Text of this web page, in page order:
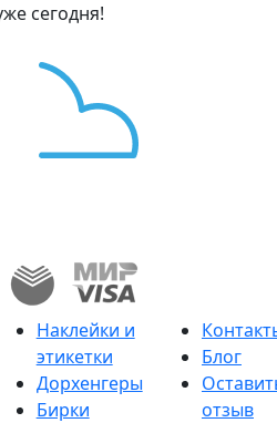
сегодня!
Наклейки и
этикетки
Дорхенгеры
Бирки
Блог
отзыв